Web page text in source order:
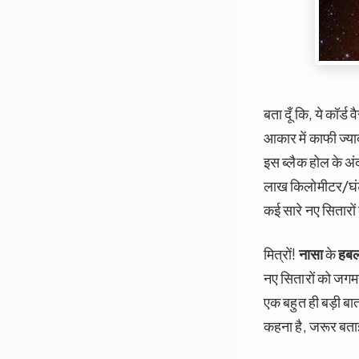
बता दूँ कि, ये
आकार में काफी
इस ब्लैक होल के
लाख किलोमीटर/
कई सारे नए
मित्रों!नासाके
नए सितारों को
एक बहुत ही बड़ी
कहना है, जरूर